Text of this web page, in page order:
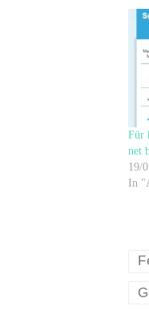
Für
net
19/
In